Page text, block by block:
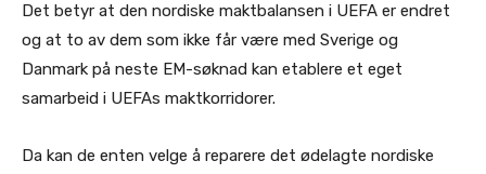
Det betyr at den nordiske maktbalansen i UEFA er endret
og at to av dem som ikke får være med Sverige og
Danmark på neste EM-søknad kan etablere et eget
samarbeid i UEFAs maktkorridorer.
Da kan de enten velge å reparere det ødelagte nordiske